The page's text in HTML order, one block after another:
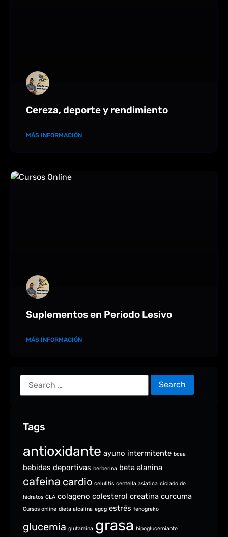
Cereza, deporte y rendimiento
MÁS INFORMACIÓN
Suplementos en Periodo Lesivo
MÁS INFORMACIÓN
Tags
antioxidante ayuno intermitente bcaa
bebidas deportivas berberina beta alanina
cafeina cardio celulitis centella asiatica ciclado de
hidratos CLA colageno colesterol creatina curcuma
Cursos online dieta alcalina egcg estrés fenogreko
glucemia glutamina grasa hipoglucemiante